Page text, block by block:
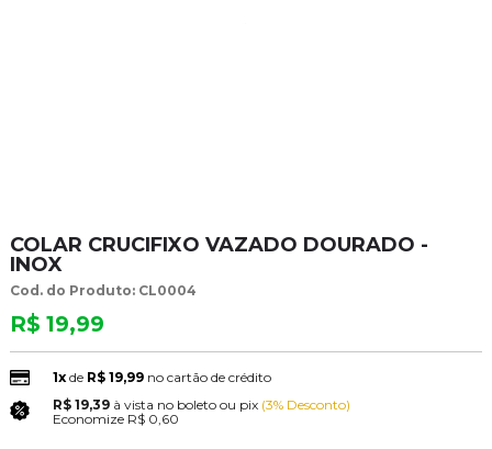
COLAR CRUCIFIXO VAZADO DOURADO -
INOX
Cod. do Produto: CL0004
R$ 19,99
1xde R$ 19,99 no cartão de crédito
R$ 19,39 à vista no boleto ou pix (3% Desconto)
Economize R$ 0,60